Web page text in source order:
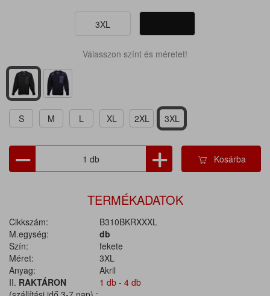
3XL
Válasszon színt és méretet!
S M L XL 2XL 3XL
Kosárba
TERMÉKADATOK
Cikkszám:
B310BKRXXXL
M.egység:
db
Szín:
fekete
Méret:
3XL
Anyag:
Akril
II. RAKTÁRON
1 db - 4 db